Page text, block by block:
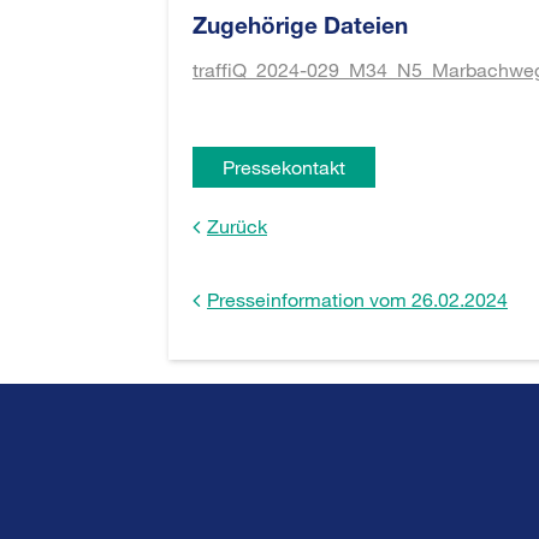
Zugehörige Dateien
traffiQ_2024-
Pressekontakt
Zurück
Presseinformation vom 26.02.2024